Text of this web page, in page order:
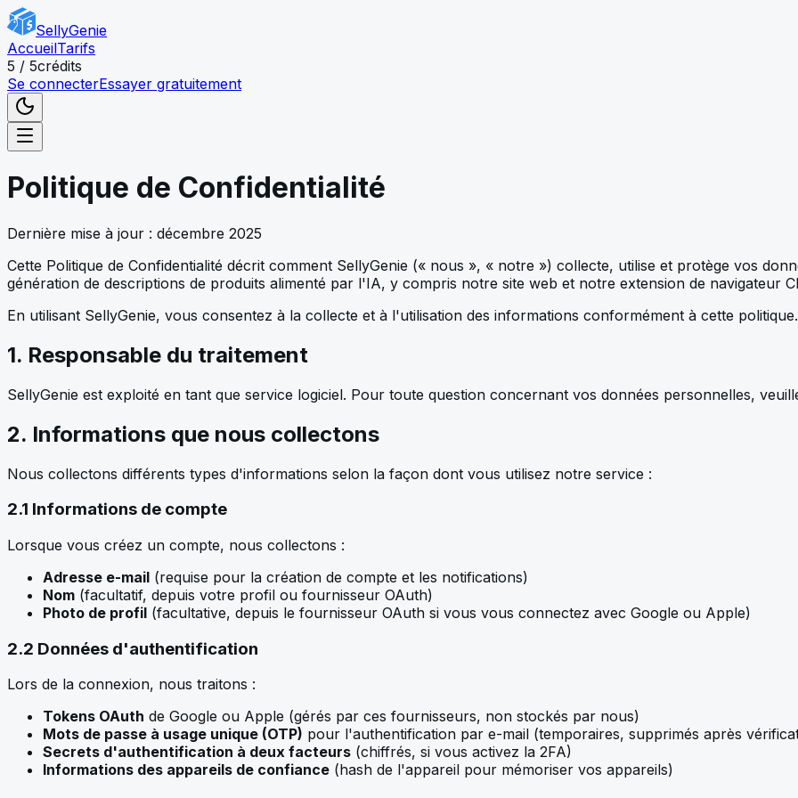
Skip to main content
SellyGenie
AccueilTarifs
5 / 5crédits
Se connecterEssayer gratuitement
Politique de Confidentialité
Dernière mise à jour : décembre 2025
Cette Politique de Confidentialité décrit comment SellyGenie (« nous », « notre ») collecte, utilise et protège vos
génération de descriptions de produits alimenté par l'IA, y compris notre site web et notre extension de navigateur
En utilisant SellyGenie, vous consentez à la collecte et à l'utilisation des informations conformément à cette politique.
1. Responsable du traitement
SellyGenie est exploité en tant que service logiciel. Pour toute question concernant vos données personnelles,
2. Informations que nous collectons
Nous collectons différents types d'informations selon la façon dont vous utilisez notre service :
2.1 Informations de compte
Lorsque vous créez un compte, nous collectons :
Adresse e-mail (requise pour la création de compte et les notifications)
Nom (facultatif, depuis votre profil ou fournisseur OAuth)
Photo de profil (facultative, depuis le fournisseur OAuth si vous vous connectez avec Google ou Apple)
2.2 Données d'authentification
Lors de la connexion, nous traitons :
Tokens OAuth de Google ou Apple (gérés par ces fournisseurs, non stockés par nous)
Mots de passe à usage unique (OTP) pour l'authentification par e-mail (temporaires, supprimés après
Secrets d'authentification à deux facteurs (chiffrés, si vous activez la 2FA)
Informations des appareils de confiance (hash de l'appareil pour mémoriser vos appareils)